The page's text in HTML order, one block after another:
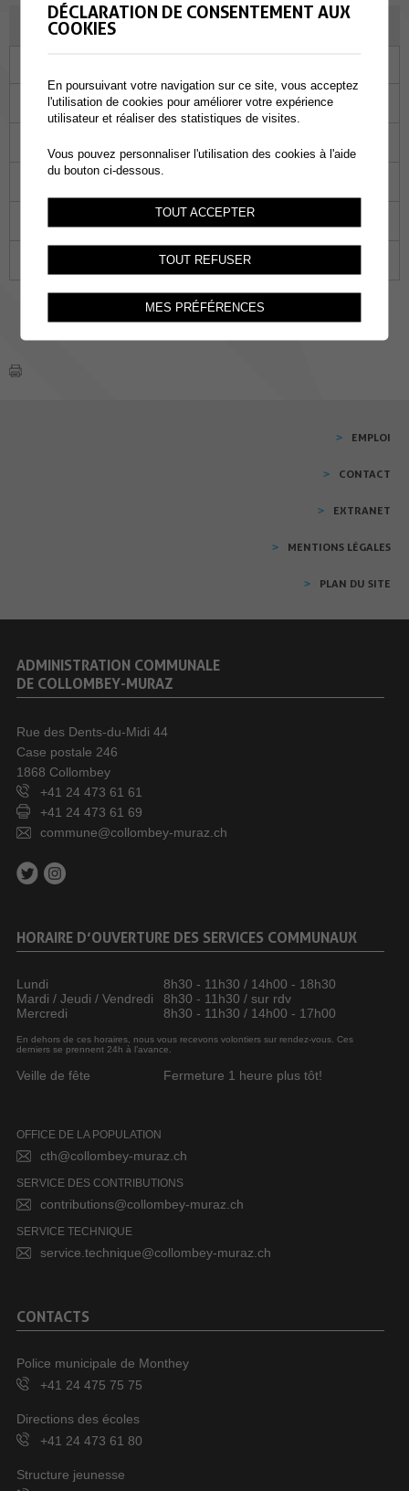
01 02 03 04 05
24 25
31
EMPLOI
CONTACT
EXTRANET
MENTIONS LÉGALES
PLAN DU SITE
ADMINISTRATION COMMUNALE
DE COLLOMBEY-MURAZ
Rue des Dents-du-Midi 44
Case postale 246
1868 Collombey
+41 24 473 61 61
+41 24 473 61 69
commune@collombey-muraz.ch
HORAIRE D’OUVERTURE DES SERVICES COMMUNAUX
Lundi
8h30 - 11h30 / 14h00 - 18h30
Mardi / Jeudi / Vendredi
8h30 - 11h30 / sur rdv
Mercredi
8h30 - 11h30 / 14h00 - 17h00
En dehors de ces horaires, nous vous recevons volontiers sur rendez-vous. Ces
derniers se prennent 24h à l’avance.
Veille de fête Fermeture 1 heure plus tôt!
OFFICE DE LA POPULATION
cth@collombey-muraz.ch
SERVICE DES CONTRIBUTIONS
contributions@collombey-muraz.ch
SERVICE TECHNIQUE
service.technique@collombey-muraz.ch
CONTACTS
Police municipale de Monthey
+41 24 475 75 75
Directions des écoles
+41 24 473 61 80
Structure jeunesse
DÉCLARATION DE CONSENTEMENT AUX
COOKIES
En poursuivant votre navigation sur ce site, vous acceptez
l'utilisation de cookies pour améliorer votre expérience
utilisateur et réaliser des statistiques de visites.
Vous pouvez personnaliser l'utilisation des cookies à l'aide
du bouton ci-dessous.
TOUT ACCEPTER
TOUT REFUSER
MES PRÉFÉRENCES